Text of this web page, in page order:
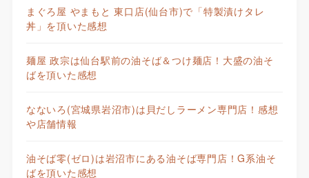
まぐろ屋 やまもと 東口店(仙台市)で「特製漬けタレ
丼」を頂いた感想
麺屋 政宗は仙台駅前の油そば＆つけ麺店！大盛の油そ
ばを頂いた感想
なないろ(宮城県岩沼市)は貝だしラーメン専門店！感想
や店舗情報
油そば零(ゼロ)は岩沼市にある油そば専門店！G系油そ
ばを頂いた感想